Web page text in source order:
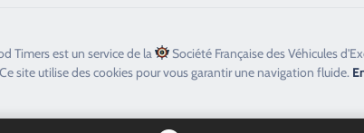
Timers est un service de la Société Française des Véhicules
site utilise des cookies pour vous garantir une navigation fluide.